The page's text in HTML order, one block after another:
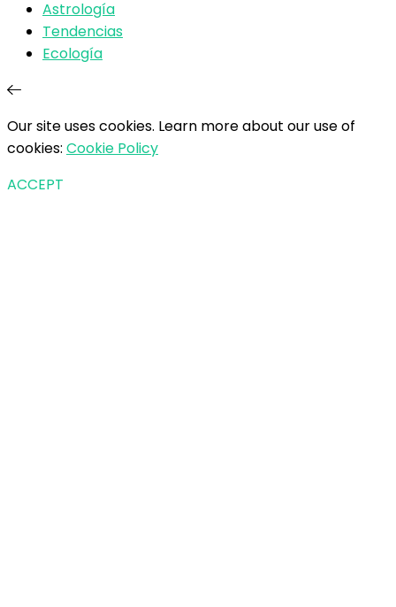
Astrología
Tendencias
Ecología
Our site uses cookies. Learn more about our use of
cookies: Cookie Policy
ACCEPT